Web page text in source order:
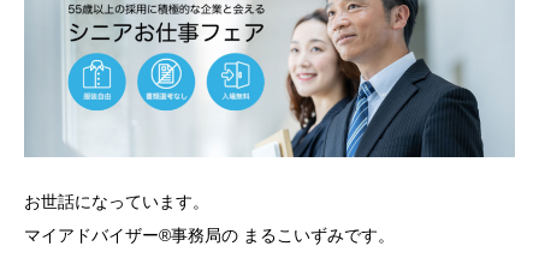
お世話になっています。
マイアドバイザー®事務局の まるこいずみです。